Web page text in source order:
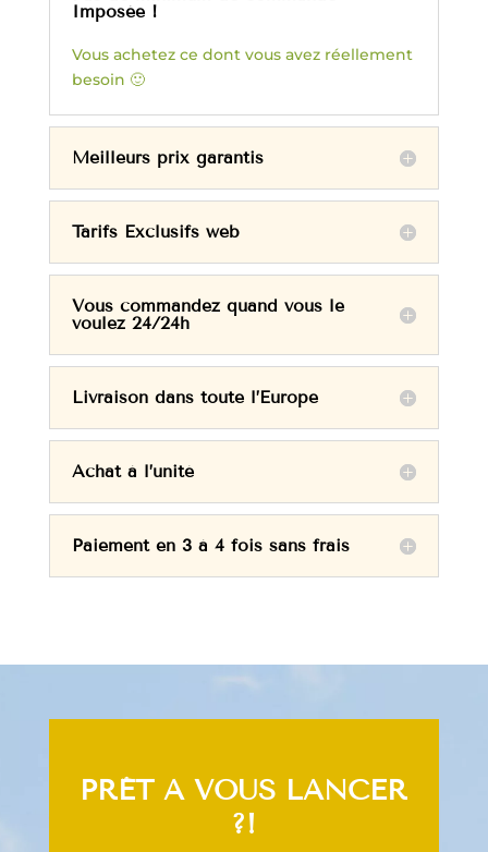
Imposée !
Vous achetez ce dont vous avez réellement
besoin 🙂
Meilleurs prix garantis
Tarifs Exclusifs web
Vous commandez quand vous le
voulez 24/24h
Livraison dans toute l’Europe
Achat à l’unité
Paiement en 3 à 4 fois sans frais
PRÊT À VOUS LANCER
?!